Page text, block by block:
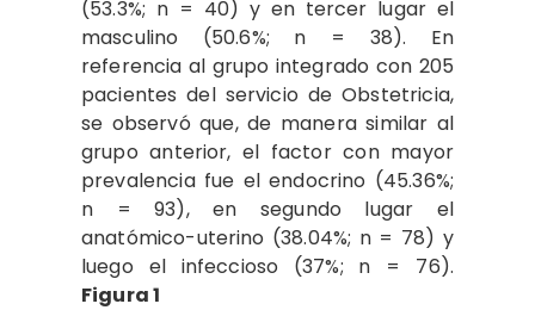
(53.3%; n = 40) y en tercer lugar el
masculino (50.6%; n = 38). En
referencia al grupo integrado con 205
pacientes del servicio de Obstetricia,
se observó que, de manera similar al
grupo anterior, el factor con mayor
prevalencia fue el endocrino (45.36%;
n = 93), en segundo lugar el
anatómico-uterino (38.04%; n = 78) y
luego el infeccioso (37%; n = 76).
Figura 1